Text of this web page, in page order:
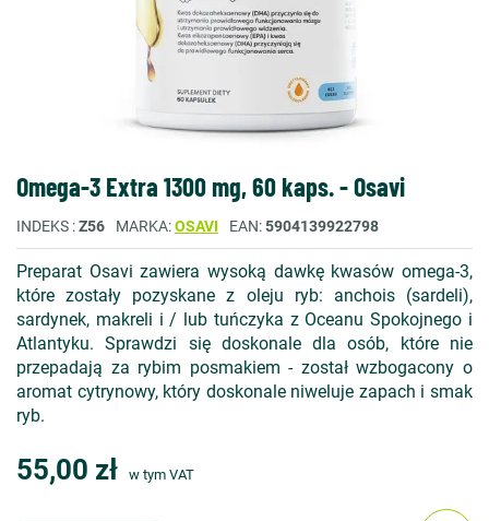
Omega-3 Extra 1300 mg, 60 kaps. - Osavi
INDEKS Z56 MARKA OSAVI EAN 5904139922798
Preparat Osavi zawiera wysoką dawkę kwasów omega-3,
które zostały pozyskane z oleju ryb: anchois (sardeli),
sardynek, makreli i / lub tuńczyka z Oceanu Spokojnego i
Atlantyku. Sprawdzi się doskonale dla osób, które nie
przepadają za rybim posmakiem - został wzbogacony o
aromat cytrynowy, który doskonale niweluje zapach i smak
ryb.
55,00 zł w tym VAT